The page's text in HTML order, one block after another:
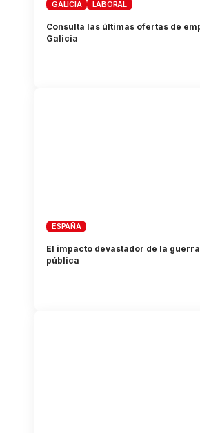
GALICIA LABORAL
Consulta las últimas ofertas de
Galicia
ESPAÑA
El impacto devastador de la
pública